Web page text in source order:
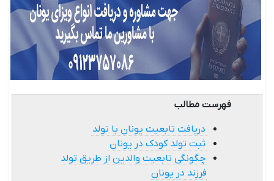
فهرست مطالب
دریافت تابعیت یونان با تولد
ثبت تولد کودک در یونان
چگونگی تابعیت والدین از طریق تولد
فرزند در یونان